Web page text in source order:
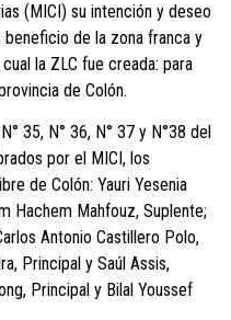
(MICI) su intención y deseo
de la zona franca y
la ZLC fue creada: para
de Colón.
35, N° 36, N° 37 y N°38 del
por el MICI, los
de Colón: Yauri Yesenia
Hachem Mahfouz, Suplente;
Antonio Castillero Polo,
Principal y Saúl Assis,
Principal y Bilal Youssef